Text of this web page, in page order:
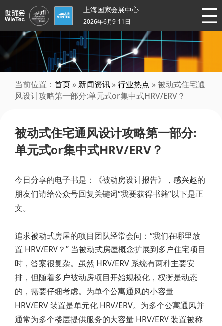
上海国家会展中心
2026年6月9-11日
当前位置： 首页 » 新闻资讯 »行业热点 » 被动式住宅通
风设计攻略第一部分:单元式or集中式HRV/ERV？
被动式住宅通风设计攻略第一部分:
单元式or集中式HRV/ERV？
今日分享的电子书是：《被动房设计报告》，感兴趣的
朋友们请给公众号回复关键词“我要获得书籍”以下是正
文。
追求被动式房屋的项目团队经常会问：“我们在哪里放
置 HRV/ERV？” 当被动式房屋概念扩展到多户住宅项目
时，答案很复杂。虽然 HRV/ERV 系统有两种主要安
排，但随着多户被动房项目开始规模化，权衡是动态
的，需要仔细考虑。为单个公寓通风的小容量
HRV/ERV 装置是单元化 HRV/ERV。为多个公寓通风并
通常为多个楼层提供服务的大容量 HRV/ERV 装置被称